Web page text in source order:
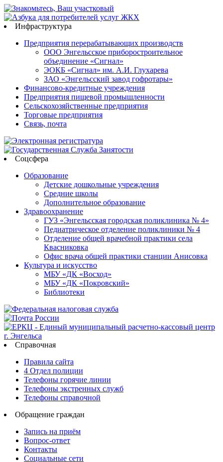
Инфраструктура
Предприятия перерабатывающих производств
ООО Энгельсское приборостроительное
объединение «Сигнал»
ЭОКБ «Сигнал» им. А.И. Глухарева
ЗАО «Энгельсский завод гофротары»
Финансово-кредитные учреждения
Предприятия пищевой промышленности
Сельскохозяйственные предприятия
Торговые предприятия
Связь, почта
Соцсфера
Образование
Детские дошкольные учреждения
Средние школы
Дополнительное образование
Здравоохранение
ГУЗ «Энгельсская городская поликлиника № 4»
Педиатрическое отделение поликлиники № 4
Отделение общей врачебной практики села
Квасниковка
Офис врача общей практики станции Анисовка
Культура и искусство
МБУ «ДК «Восход»
МБУ «ДК «Покровский»
Библиотеки
Справочная
Правила сайта
4 Отдел полиции
Телефоны горячие линии
Телефоны экстренных служб
Телефоны справочной
Обращение граждан
Запись на приём
Вопрос-ответ
Контакты
Социальные сети